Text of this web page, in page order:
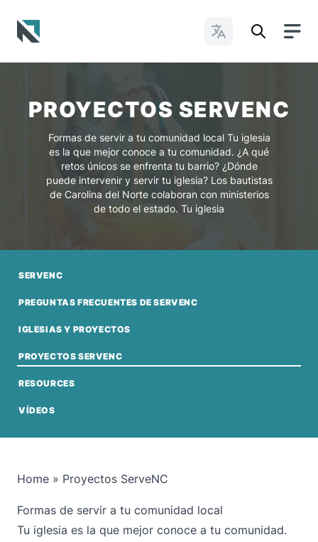
Cambiar idioma
PROYECTOS SERVENC
Formas de servir a tu comunidad local Tu iglesia
es la que mejor conoce a tu comunidad. ¿A qué
retos únicos se enfrenta tu barrio? ¿Dónde
puede intervenir y servir tu iglesia? Los bautistas
de Carolina del Norte colaboran con ministerios
de todo el estado. Tu iglesia
SERVENC
PREGUNTAS FRECUENTES DE SERVENC
IGLESIAS Y PROYECTOS
PROYECTOS SERVENC
RESOURCES
VÍDEOS
Home » Proyectos ServeNC
Formas de servir a tu comunidad local
Tu iglesia es la que mejor conoce a tu comunidad.